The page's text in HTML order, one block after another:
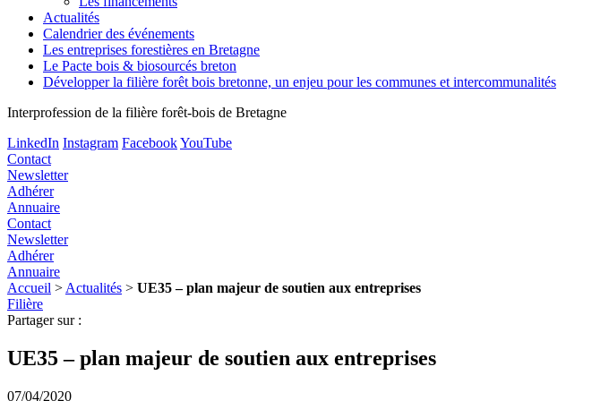
Actualités
Calendrier des événements
Les entreprises forestières en Bretagne
Le Pacte bois & biosourcés breton
Développer la filière forêt bois bretonne, un enjeu pour les communes et intercommunalités
Interprofession de la filière forêt-bois de Bretagne
LinkedIn Instagram FacebookYouTube
Contact
Newsletter
Adhérer
Annuaire
Contact
Newsletter
Adhérer
Annuaire
Accueil > Actualités > UE35 – plan majeur de soutien aux entreprises
Filière
Partager sur :
UE35 – plan majeur de soutien aux entreprises
07/04/2020